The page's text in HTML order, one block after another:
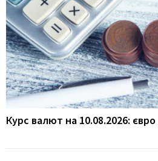
Курс валют на 10.08.2026: